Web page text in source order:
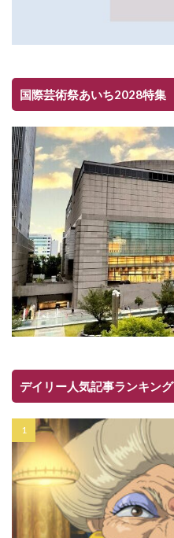
国際芸術祭あいち2028特集
デイリー人気記事ランキング